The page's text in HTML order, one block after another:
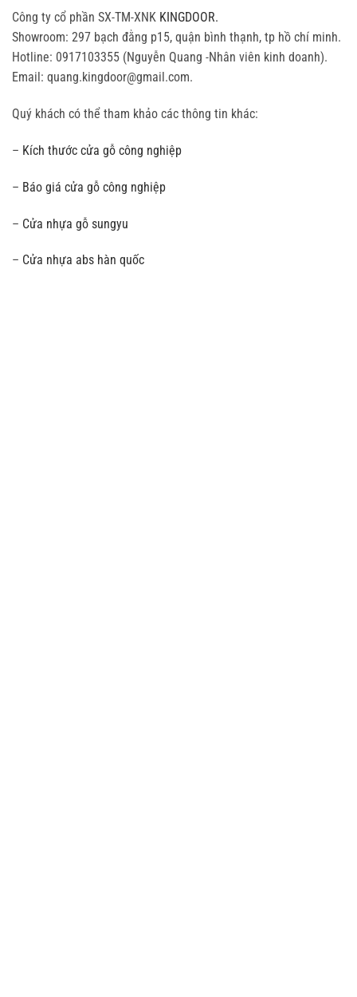
Công ty cổ phần SX-TM-XNK KINGDOOR.
Showroom: 297 bạch đằng p15, quận bình thạnh, tp hồ chí minh.
Hotline: 0917103355 (Nguyễn Quang -Nhân viên kinh doanh).
Email: quang.kingdoor@gmail.com.
Quý khách có thể tham khảo các thông tin khác:
– Kích thước cửa gỗ công nghiệp
– Báo giá cửa gỗ công nghiệp
– Cửa nhựa gỗ sungyu
– Cửa nhựa abs hàn quốc